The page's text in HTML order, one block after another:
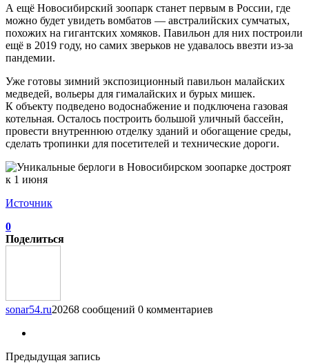
А ещё Новосибирский зоопарк станет первым в России, где
можно будет увидеть вомбатов — австралийских сумчатых,
похожих на гигантских хомяков. Павильон для них построили
ещё в 2019 году, но самих зверьков не удавалось ввезти из-за
пандемии.
Уже готовы зимний экспозиционный павильон малайских
медведей, вольеры для гималайских и бурых мишек.
К объекту подведено водоснабжение и подключена газовая
котельная. Осталось построить большой уличный бассейн,
провести внутреннюю отделку зданий и обогащение среды,
сделать тропинки для посетителей и технические дороги.
Источник
0
Поделиться
sonar54.ru20268 сообщений 0 комментариев
Предыдущая запись